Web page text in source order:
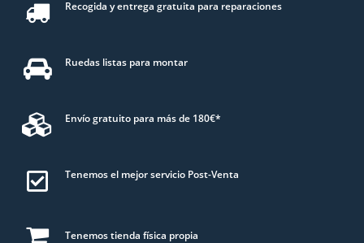
Recogida y entrega gratuita para reparaciones
Ruedas listas para montar
Envío gratuito para más de 180€*
Tenemos el mejor servicio Post-Venta
Tenemos tienda física propia